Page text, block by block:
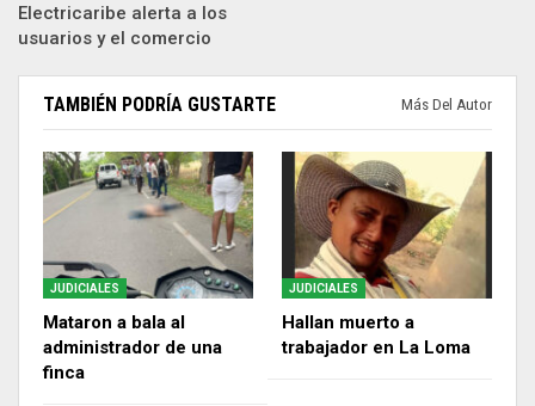
Electricaribe alerta a los
usuarios y el comercio
TAMBIÉN PODRÍA GUSTARTE Más Del Autor
JUDICIALES
Mataron a bala al
administrador de una
finca
JUDICIALES
Hallan muerto a
trabajador en La Loma